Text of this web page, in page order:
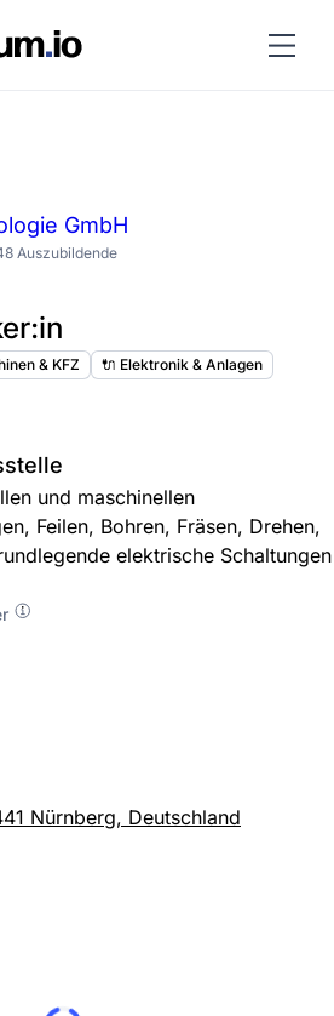
GmbH
Auszubildende
& KFZ
🔌 Elektronik & Anlagen
und maschinellen
Feilen, Bohren, Fräsen, Drehen,
elektrische Schaltungen
Nürnberg, Deutschland